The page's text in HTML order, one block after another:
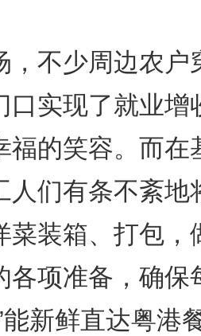
不少周边农户
口实现了就业增
福的笑容。而在
人们有条不紊地
菜装箱、打包，
各项准备，确保
能新鲜直达粤港